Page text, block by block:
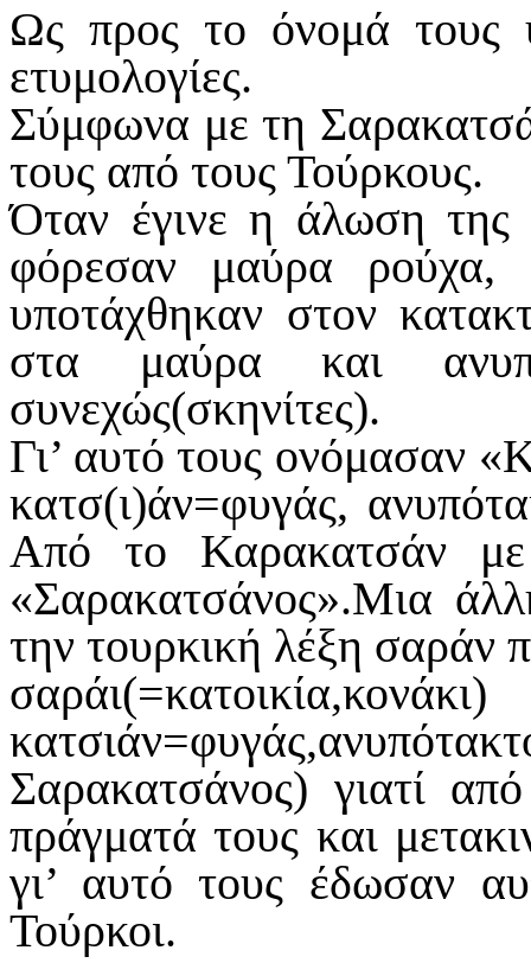
Ως προς το όνομά τους
ετυμολογίες.
Σύμφωνα με τη
τους από τους Τούρκους.
Όταν έγινε η άλωση της
φόρεσαν μαύρα ρούχα,
υποτάχθηκαν στον
στα μαύρα και
συνεχώς(σκηνίτες).
Γι’ αυτό τους ονόμασαν
κατσ(ι)άν=φυγάς,
Από το Καρακατσάν
«Σαρακατσάνος».Μια
την τουρκική λέξη σαράν
Σαρακατσάνος) γιατί
πράγματά τους και
γι’ αυτό τους έδωσαν
Τούρκοι.